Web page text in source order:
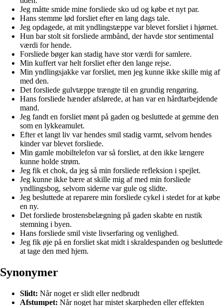
Jeg måtte smide mine forsliede sko ud og købe et nyt par.
Hans stemme lød forsliet efter en lang dags tale.
Jeg opdagede, at mit yndlingstæppe var blevet forsliet i hjørnet.
Hun bar stolt sit forsliede armbånd, der havde stor sentimental
værdi for hende.
Forsliede bøger kan stadig have stor værdi for samlere.
Min kuffert var helt forsliet efter den lange rejse.
Min yndlingsjakke var forsliet, men jeg kunne ikke skille mig af
med den.
Det forsliede gulvtæppe trængte til en grundig rengøring.
Hans forsliede hænder afslørede, at han var en hårdtarbejdende
mand.
Jeg fandt en forsliet mønt på gaden og besluttede at gemme den
som en lykkeamulet.
Efter et langt liv var hendes smil stadig varmt, selvom hendes
kinder var blevet forsliede.
Min gamle mobiltelefon var så forsliet, at den ikke længere
kunne holde strøm.
Jeg fik et chok, da jeg så min forsliede refleksion i spejlet.
Jeg kunne ikke bære at skille mig af med min forsliede
yndlingsbog, selvom siderne var gule og slidte.
Jeg besluttede at reparere min forsliede cykel i stedet for at købe
en ny.
Det forsliede brostensbelægning på gaden skabte en rustik
stemning i byen.
Hans forsliede smil viste livserfaring og venlighed.
Jeg fik øje på en forsliet skat midt i skraldespanden og besluttede
at tage den med hjem.
Synonymer
Slidt: Når noget er slidt eller nedbrudt
Afstumpet: Når noget har mistet skarpheden eller effekten